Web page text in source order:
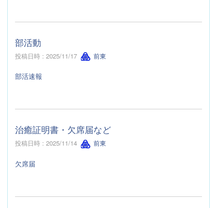
部活動
投稿日時 : 2025/11/17 前東
部活速報
治癒証明書・欠席届など
投稿日時 : 2025/11/14 前東
欠席届